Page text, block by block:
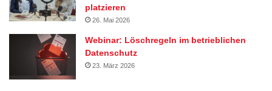
platzieren
26. Mai 2026
Webinar: Löschregeln im betrieblichen
Datenschutz
23. März 2026